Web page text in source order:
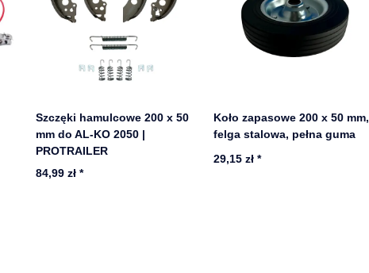
Szczęki hamulcowe 200 x 50
mm do AL-KO 2050 |
PROTRAILER
84,99 zł*
Koło zapasowe 200 x 50 mm,
felga stalowa, pełna guma
29,15 zł*